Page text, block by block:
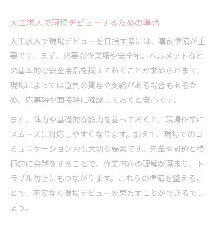
大工求人で現場デビューするための準備
大工求人で現場デビューを目指す際には、事前準備が重
要です。まず、必要な作業服や安全靴、ヘルメットなど
の基本的な安全用品を揃えておくことが求められます。
現場によっては道具の貸与や支給がある場合もあるた
め、応募時や面接時に確認しておくと安心です。
また、体力や基礎的な筋力を養っておくと、現場作業に
スムーズに対応しやすくなります。加えて、現場でのコ
ミュニケーション力も大切な要素です。先輩や同僚と積
極的に会話をすることで、作業内容の理解が深まり、ト
ラブル防止にもつながります。これらの準備を整えるこ
とで、不安なく現場デビューを果たすことができるでし
ょう。